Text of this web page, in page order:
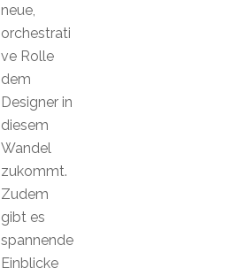
neue,
orchestrati
ve Rolle
dem
Designer in
diesem
Wandel
zukommt.
Zudem
gibt es
spannende
Einblicke